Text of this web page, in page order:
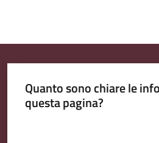
Quanto sono chiare le
questa pagina?